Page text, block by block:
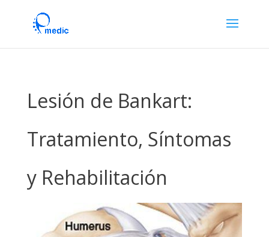
Lesión de Bankart:
Tratamiento, Síntomas
y Rehabilitación